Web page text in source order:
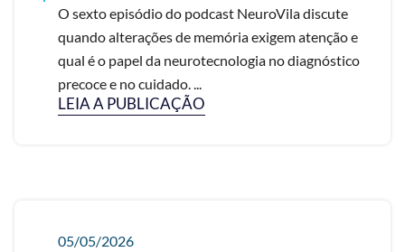
O sexto episódio do podcast NeuroVila discute
quando alterações de memória exigem atenção e
qual é o papel da neurotecnologia no diagnóstico
precoce e no cuidado. ...
LEIA A PUBLICAÇÃO
05/05/2026